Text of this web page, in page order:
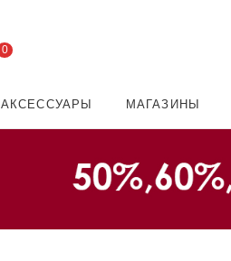
0
АКСЕССУАРЫ МАГАЗИНЫ